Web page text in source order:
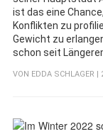
ist das eine
Konflikten zu
Gewicht zu
schon seit
VON EDDA SCHLAGER |